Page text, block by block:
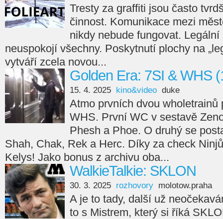
Tresty za graffiti jsou často
činnost. Komunikace mezi
nikdy nebude fungovat.
neuspokojí všechny. Poskytnutí plochy na
vytváří zcela novou...
Golden Era: 7SI & WHS
15. 4. 2025 kino&video duke
Atmo prvních dvou wholetrainů
WHS. První WC v sestavě
Phesh a Phoe. O druhý se
Shah, Chak, Rek a Herc. Díky za check
Kelys! Jako bonus z archivu oba...
WalkieTalkie: SKLON
30. 3. 2025 rozhovory molotow.praha
A je to tady, další už
to s Mistrem, který si říká